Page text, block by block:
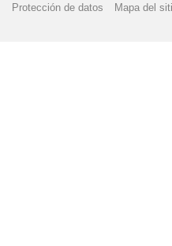
Protección de datos Mapa del